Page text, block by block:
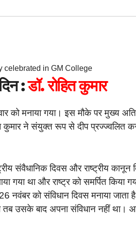
celebrated in GM College
:डॉ. रोहित कुमार
को मनाया गया। इस मौके पर मुख्य
ने संयुक्त रूप से दीप प्रज्ज्वलित
संवैधानिक दिवस और राष्ट्रीय कानून
गया था और राष्ट्र को समर्पित किया
नवंबर को संविधान दिवस मनाया
उसके बाद अपना संविधान नहीं था।